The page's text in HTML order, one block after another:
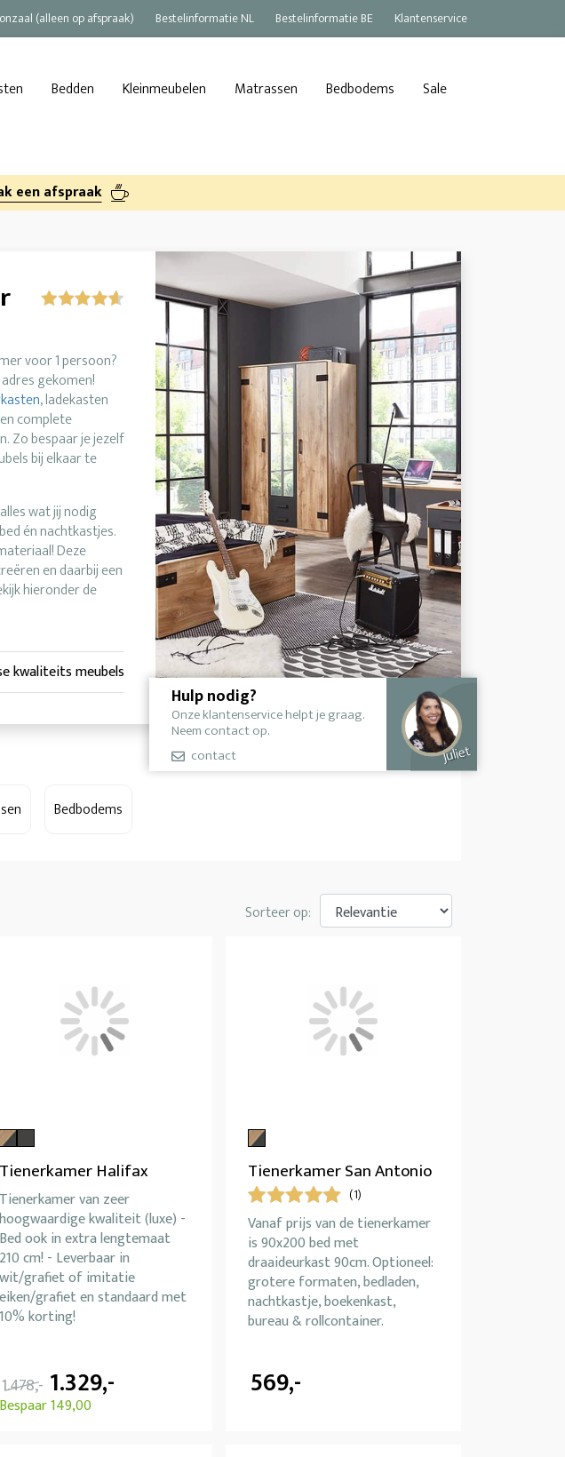
(alleen op afspraak) Bestelinformatie NL Bestelinformatie BE Klantenservice
Bedden Kleinmeubelen Matrassen Bedbodems Sale
een afspraak
voor 1 persoon?
gekomen!
, ladekasten
complete
Zo bespaar je jezelf
bij elkaar te
wat jij nodig
én nachtkastjes.
Deze
en daarbij een
hieronder de
kwaliteits meubels
Hulp nodig?
Onze klantenservice helpt je graag.
Neem contact op.
contact
Juliet
Bedbodems
Sorteer op:
Tienerkamer Halifax
Tienerkamer van zeer
hoogwaardige kwaliteit (luxe) -
Bed ook in extra lengtemaat
210 cm! - Leverbaar in
wit/grafiet of imitatie
eiken/grafiet en standaard met
10% korting!
1.478,- 1.329,-
Bespaar 149,00
Tienerkamer San Antonio
(1)
Vanaf prijs van de tienerkamer
is 90x200 bed met
draaideurkast 90cm. Optioneel:
grotere formaten, bedladen,
nachtkastje, boekenkast,
bureau & rollcontainer.
569,-